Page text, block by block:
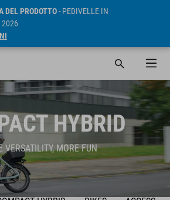
DEL PRODOTTO- PEDIVELLE IN
2026
HYBRID
VERSATILITY, MORE FUN